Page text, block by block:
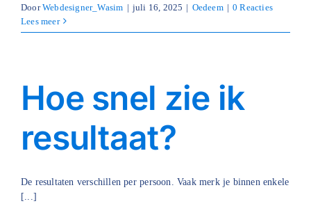
DoorWebdesigner_Wasim | juli 16, 2025 | Oedeem | 0 Reacties
Lees meer
Hoe snel zie ik
resultaat?
De resultaten verschillen per persoon. Vaak merk je binnen enkele
[...]